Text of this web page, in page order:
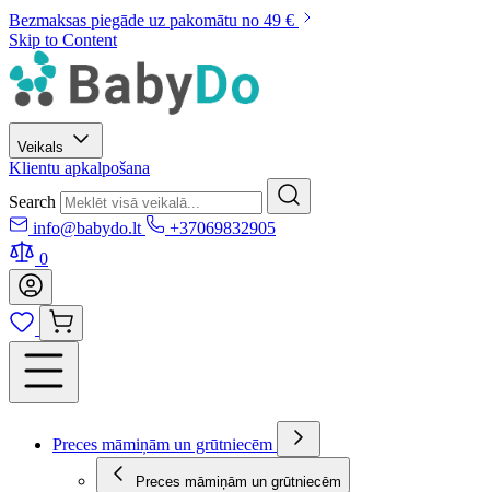
Bezmaksas piegāde uz pakomātu no 49 €
Skip to Content
Veikals
Klientu apkalpošana
Search
info@babydo.lt
+37069832905
0
Preces māmiņām un grūtniecēm
Preces māmiņām un grūtniecēm